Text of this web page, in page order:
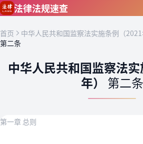
跳到主要内容
法律法规速查
首页 中华人民共和国监察法实施条例（2021
第二条
中华人民共和国监察法
年） 第二条
第一章 总则